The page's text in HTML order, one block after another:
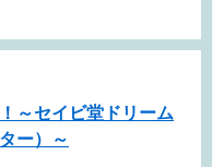
～セイビ堂ドリーム
ー）～